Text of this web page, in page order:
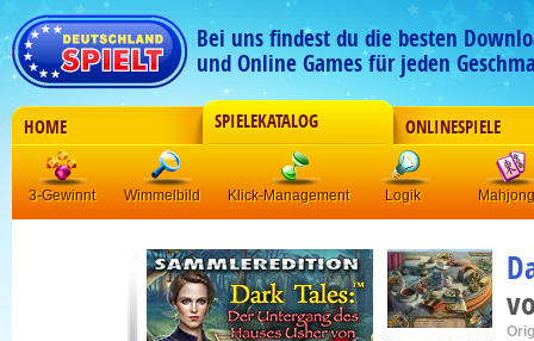
Bei uns findest du die besten
und Online Games für jeden
HOME SPIELEKATALOG ONLINESPIELE
3-Gewinnt Wimmelbild Klick-Management Logik Mahjong